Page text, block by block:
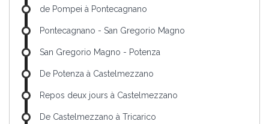
de Pompei à Pontecagnano
Pontecagnano - San Gregorio Magno
San Gregorio Magno - Potenza
De Potenza à Castelmezzano
Repos deux jours à Castelmezzano
De Castelmezzano à Tricarico